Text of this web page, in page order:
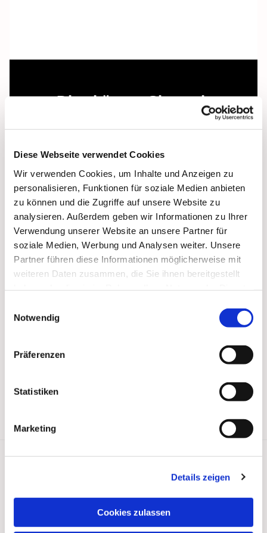
Diese Webseite verwendet Cookies
Wir verwenden Cookies, um Inhalte und Anzeigen zu
personalisieren, Funktionen für soziale Medien anbieten
zu können und die Zugriffe auf unsere Website zu
analysieren. Außerdem geben wir Informationen zu Ihrer
Verwendung unserer Website an unsere Partner für
soziale Medien, Werbung und Analysen weiter. Unsere
Partner führen diese Informationen möglicherweise mit
weiteren Daten zusammen, die Sie ihnen bereitgestellt
Notwendig
Präferenzen
Statistiken
Marketing
Details zeigen
Cookies zulassen
Dies könnte Sie auch
Kontakt